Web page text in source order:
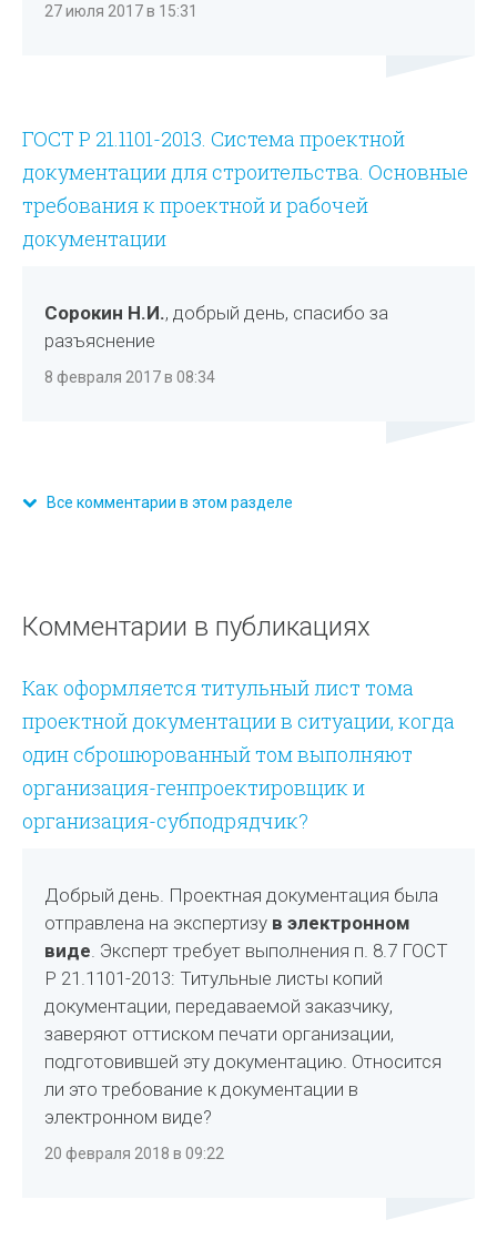
27 июля 2017 в 15:31
ГОСТ Р 21.1101-2013. Система проектной
документации для строительства. Основные
требования к проектной и рабочей
документации
Сорокин Н.И., добрый день, спасибо за
разъяснение
8 февраля 2017 в 08:34
Все комментарии в этом разделе
Комментарии в публикациях
Как оформляется титульный лист тома
проектной документации в ситуации, когда
один сброшюрованный том выполняют
организация-генпроектировщик и
организация-субподрядчик?
Добрый день. Проектная документация была
отправлена на экспертизу в электронном
виде . Эксперт требует выполнения п. 8.7 ГОСТ
Р 21.1101-2013: Титульные листы копий
документации, передаваемой заказчику,
заверяют оттиском печати организации,
подготовившей эту документацию. Относится
ли это требование к документации в
электронном виде?
20 февраля 2018 в 09:22